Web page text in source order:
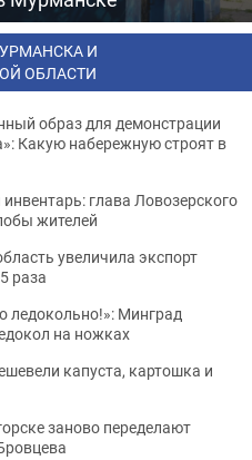
И
ОБЛАСТИ
образ для демонстрации
Какую набережную строят в
глава Ловозерского
жителей
увеличила экспорт
раза
ледокольно!»: Минград
на ножках
капуста, картошка и
заново переделают